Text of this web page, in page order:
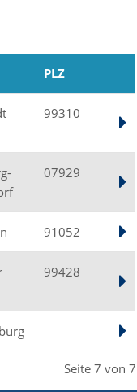
PLZ
99310
07929
91052
99428
Seite 7 von 7